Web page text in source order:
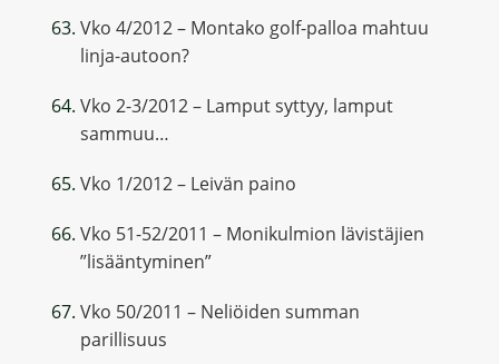
Vko 4/2012 – Montako golf-palloa mahtuu
linja-autoon?
Vko 2-3/2012 – Lamput syttyy, lamput
sammuu…
Vko 1/2012 – Leivän paino
Vko 51-52/2011 – Monikulmion lävistäjien
”lisääntyminen”
Vko 50/2011 – Neliöiden summan
parillisuus